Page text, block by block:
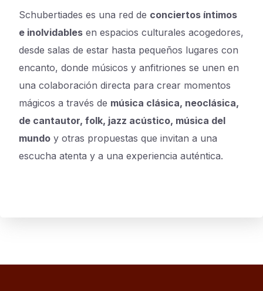
Schubertiades es una red de conciertos íntimos
e inolvidables en espacios culturales acogedores,
desde salas de estar hasta pequeños lugares con
encanto, donde músicos y anfitriones se unen en
una colaboración directa para crear momentos
mágicos a través de música clásica, neoclásica,
de cantautor, folk, jazz acústico, música del
mundo y otras propuestas que invitan a una
escucha atenta y a una experiencia auténtica.